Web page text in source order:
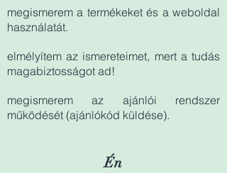
megismerem a termékeket és a weboldal
használatát.
elmélyítem az ismereteimet, mert a tudás
magabiztosságot ad!
megismerem az ajánlói rendszer
működését (ajánlókód küldése).
Én